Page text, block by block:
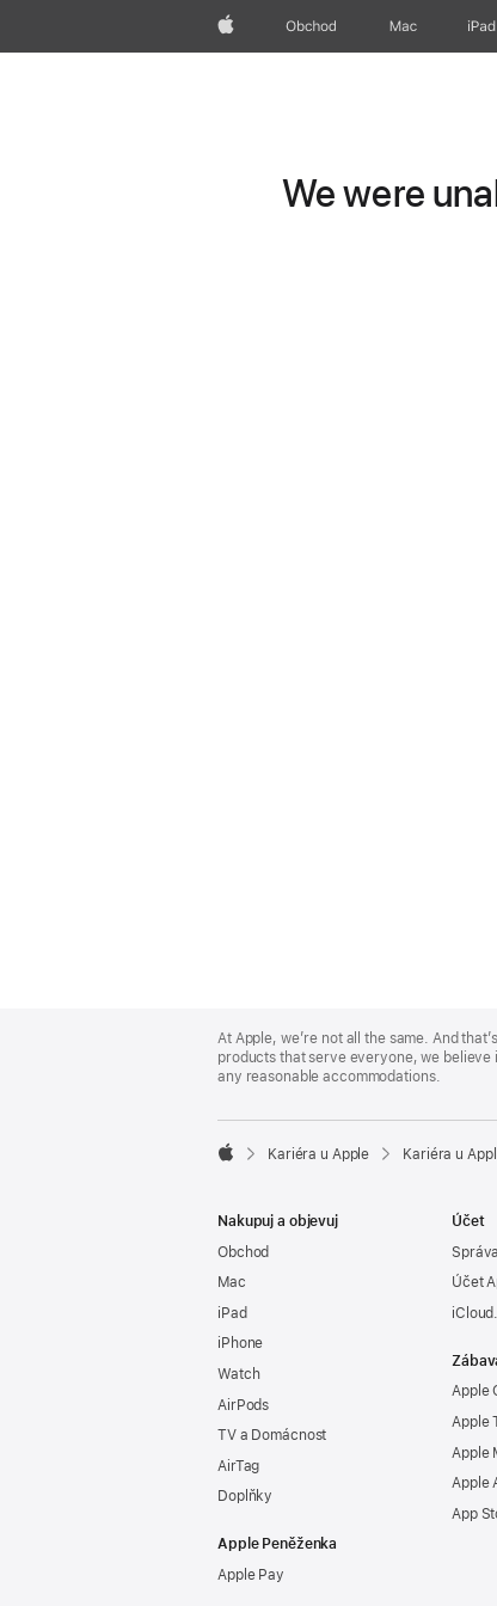
AppleObchod Mac iPad
We were
Footer
At Apple, we’re not all the same. And
products that serve everyone, we
any reasonable accommodations.

Kariéra u Apple Kariéra u
Nakupuj a objevuj
Obchod
Mac
iPad
iPhone
Watch
AirPods
TV a Domácnost
AirTag
Doplňky
Apple Peněženka
Apple Pay
Účet
Účet
Apple
Apple
Apple
Apple
App